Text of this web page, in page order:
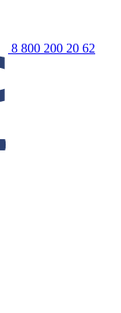
8 800 200 20 62